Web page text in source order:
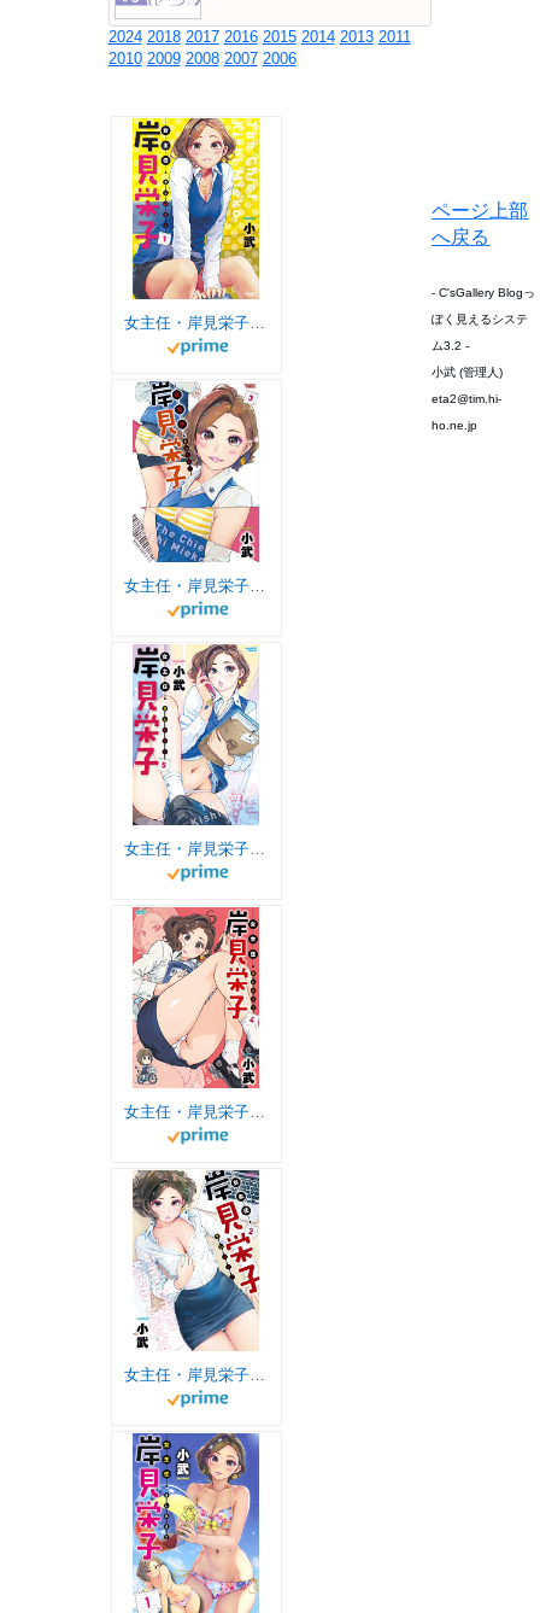
2024 2018 2017 2016 2015 2014 2013 2011
2010 2009 2008 2007 2006
女主任・岸見栄子（１） (バンブーコミックス)
女主任・岸見栄子（３） (バンブーコミックス)
女主任・岸見栄子（５） (バンブーコミックス)
女主任・岸見栄子 4 (バンブーコミックス)
女主任・岸見栄子（２） (バンブーコミックス)
ページ上部
へ戻る
- C'sGallery Blogっ
ぽく見えるシステ
ム3.2 -
小武 (管理人)
eta2@tim.hi-
ho.ne.jp